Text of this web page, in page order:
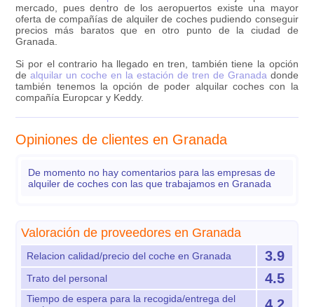
mercado, pues dentro de los aeropuertos existe una mayor
oferta de compañías de alquiler de coches pudiendo conseguir
precios más baratos que en otro punto de la ciudad de
Granada.
Si por el contrario ha llegado en tren, también tiene la opción
dealquilar un coche en la estación de tren de Granada donde
también tenemos la opción de poder alquilar coches con la
compañía Europcar y Keddy.
Opiniones de clientes en Granada
De momento no hay comentarios para las empresas de
alquiler de coches con las que trabajamos en Granada
Valoración de proveedores en Granada
Relacion calidad/precio del coche en Granada 3.9
Trato del personal 4.5
Tiempo de espera para la recogida/entrega del